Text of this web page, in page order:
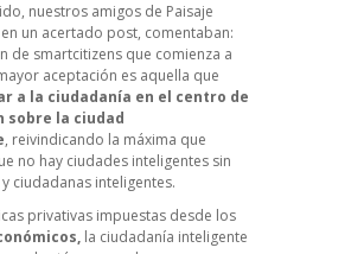
nuestros amigos de Paisaje
un acertado post, comentaban:
de smartcitizens que comienza a
aceptación es aquella que
a la ciudadanía en el centro de
sobre la ciudad
, reivindicando la máxima que
no hay ciudades inteligentes sin
ciudadanas inteligentes.
privativas impuestas desde los
la ciudadanía inteligente